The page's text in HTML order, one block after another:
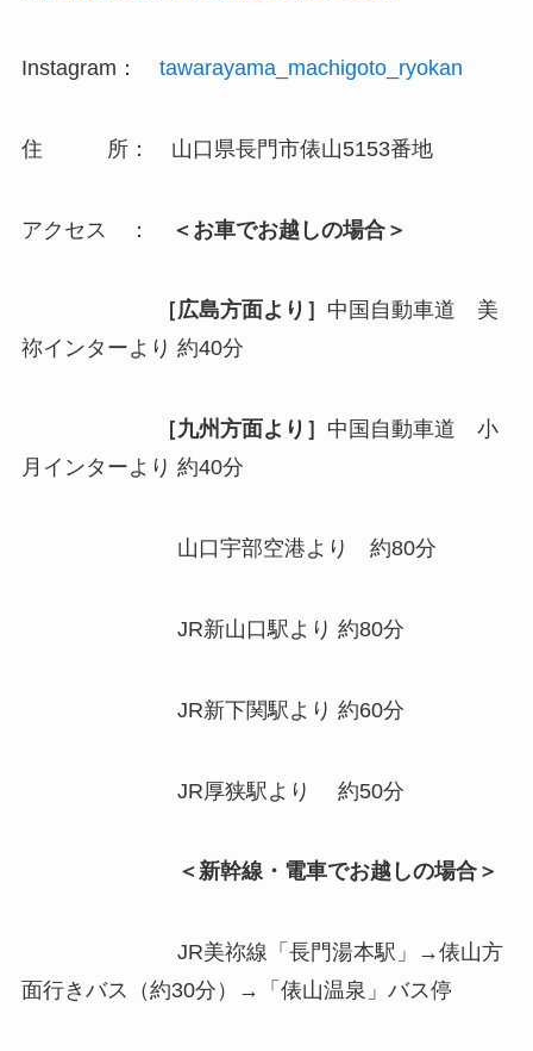
Instagram： tawarayama_machigoto_ryokan
住 所： 山口県長門市俵山5153番地
アクセス ： ＜お車でお越しの場合＞
［広島方面より］ 中国自動車道 美
祢インターより 約40分
［九州方面より］ 中国自動車道 小
月インターより 約40分
山口宇部空港より 約80分
JR新山口駅より 約80分
JR新下関駅より 約60分
JR厚狭駅より 約50分
＜新幹線・電車でお越しの場合＞
JR美祢線「長門湯本駅」→俵山方
面行きバス（約30分）→「俵山温泉」バス停